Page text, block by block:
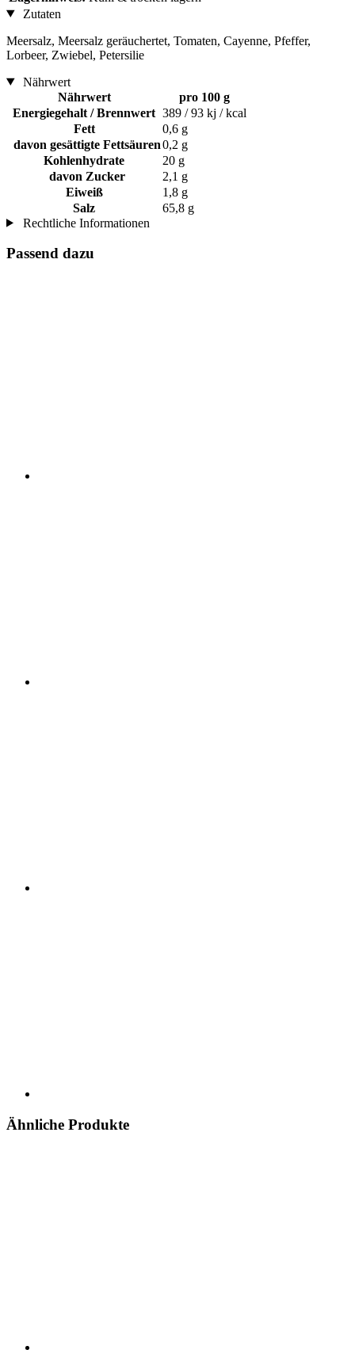
Zutaten
Meersalz, Meersalz geräuchertet, Tomaten, Cayenne, Pfeffer,
Lorbeer, Zwiebel, Petersilie
Nährwert
Nährwert
pro 100 g
Energiegehalt / Brennwert 389 / 93 kj / kcal
Fett
0,6 g
davon gesättigte Fettsäuren0,2 g
Kohlenhydrate
20 g
davon Zucker
2,1 g
Eiweiß
1,8 g
Salz
65,8 g
Rechtliche Informationen
Passend dazu
Ähnliche Produkte